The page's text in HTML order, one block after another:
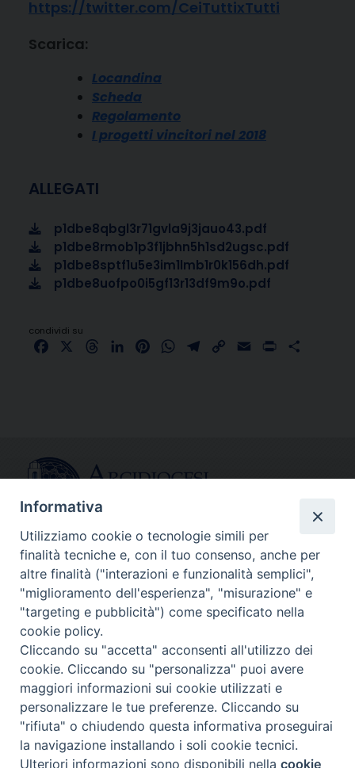
https://twitter.com/CeiTuttixTutti
Scarica:
Locandina
Scheda
Regolamento
I progetti vincitori nel 2018
ALLEGATI
p1dbe8qbgl3r71gvla9j3jauo43.pdf
p1dbe8rmob1p3f1jbhn5h1sd2ugsc.pdf
p1dbe8sptf1u5e3im1lmb1r0k156dh.pdf
p1dbe8uofpo0i5gf13r13df9m9o.pdf
condividi su
FacebookThreadsLinkedInPinterestWhatsApp
Telegram
Copy Email Print
CONTATTI
info@fermodiocesi.it
pec:economato.diocesifermo@legalmail.it
SEGUICI SU
Facebook
Instagram
X YouTube
Feed
Copyright © Arcidiocesi di Fermo
Preferenze Cookie
Informativa
Utilizziamo cookie o tecnologie simili per
finalità tecniche e, con il tuo consenso, anche per
altre finalità ("interazioni e funzionalità semplici",
"miglioramento dell'esperienza", "misurazione" e
"targeting e pubblicità") come specificato nella
cookie policy.
Cliccando su "accetta" acconsenti all'utilizzo dei
cookie. Cliccando su "personalizza" puoi avere
maggiori informazioni sui cookie utilizzati e
personalizzare le tue preferenze. Cliccando su
"rifiuta" o chiudendo questa informativa proseguirai
la navigazione installando i soli cookie tecnici.
Ulteriori informazioni sono disponibili nellacookie